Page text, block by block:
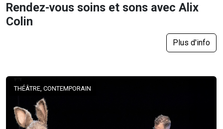
Rendez-vous soins et sons avec Alix
Colin
Plus d'info
THÉÂTRE, CONTEMPORAIN